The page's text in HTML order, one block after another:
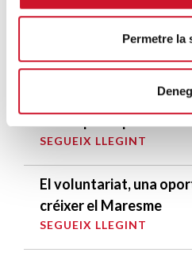
Permetre la
Càritas Barcelona
4.100 persones en el
extraordinari de
La campana que canvia
SEGUEIX LLEGINT
El voluntariat, una
créixer el Maresme
SEGUEIX LLEGINT